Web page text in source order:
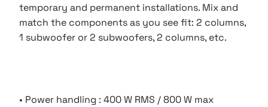
temporary and permanent installations. Mix and
match the components as you see fit: 2 columns,
1 subwoofer or 2 subwoofers, 2 columns, etc.
• Power handling : 400 W RMS / 800 W max